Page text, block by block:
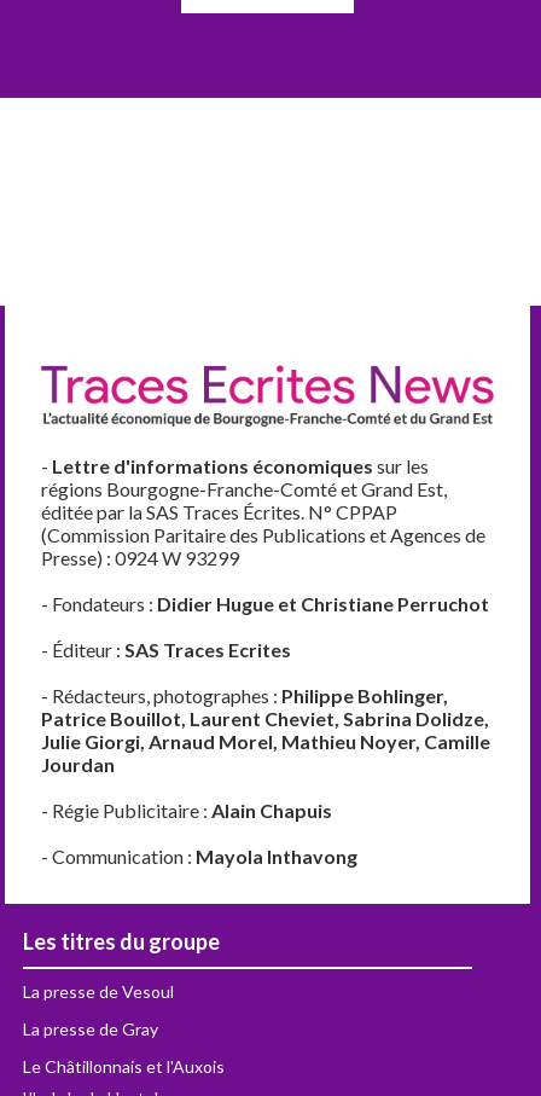
- Lettre d'informations économiques sur les
régions Bourgogne-Franche-Comté et Grand Est,
éditée par la SAS Traces Écrites. N° CPPAP
(Commission Paritaire des Publications et Agences de
Presse) : 0924 W 93299
- Fondateurs : Didier Hugue et Christiane Perruchot
- Éditeur :SAS Traces Ecrites
- Rédacteurs, photographes : Philippe Bohlinger,
Patrice Bouillot, Laurent Cheviet, Sabrina Dolidze,
Julie Giorgi, Arnaud Morel, Mathieu Noyer, Camille
Jourdan
- Régie Publicitaire :Alain Chapuis
- Communication : Mayola Inthavong
Les titres du groupe
La presse de Vesoul
La presse de Gray
Le Châtillonnais et l'Auxois